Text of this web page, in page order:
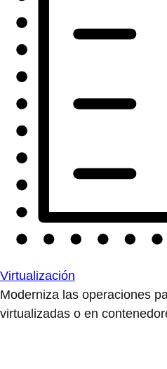
Virtualización
Moderniza las operaciones
virtualizadas o en